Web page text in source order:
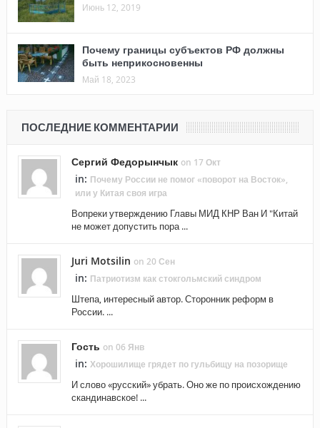
Июнь 12, 2019
Почему границы субъектов РФ должны
быть неприкосновенны
Май 18, 2023
ПОСЛЕДНИЕ КОММЕНТАРИИ
Сергий Федорынчык on 17 Окт
in: Почему России не помог «поворот на Восток»,
или у Китая своя игра
Вопреки утверждению Главы МИД КНР Ван И "Китай
не может допустить пора ...
Juri Motsilin on 20 Сен
in: Патриотизм как стокгольмский синдром
Штепа, интересный автор. Сторонник реформ в
России. ...
Гость on 06 Янв
in: Хорошилище грядет по гульбищу на позорище
И слово «русский» убрать. Оно же по происхождению
скандинавское! ...